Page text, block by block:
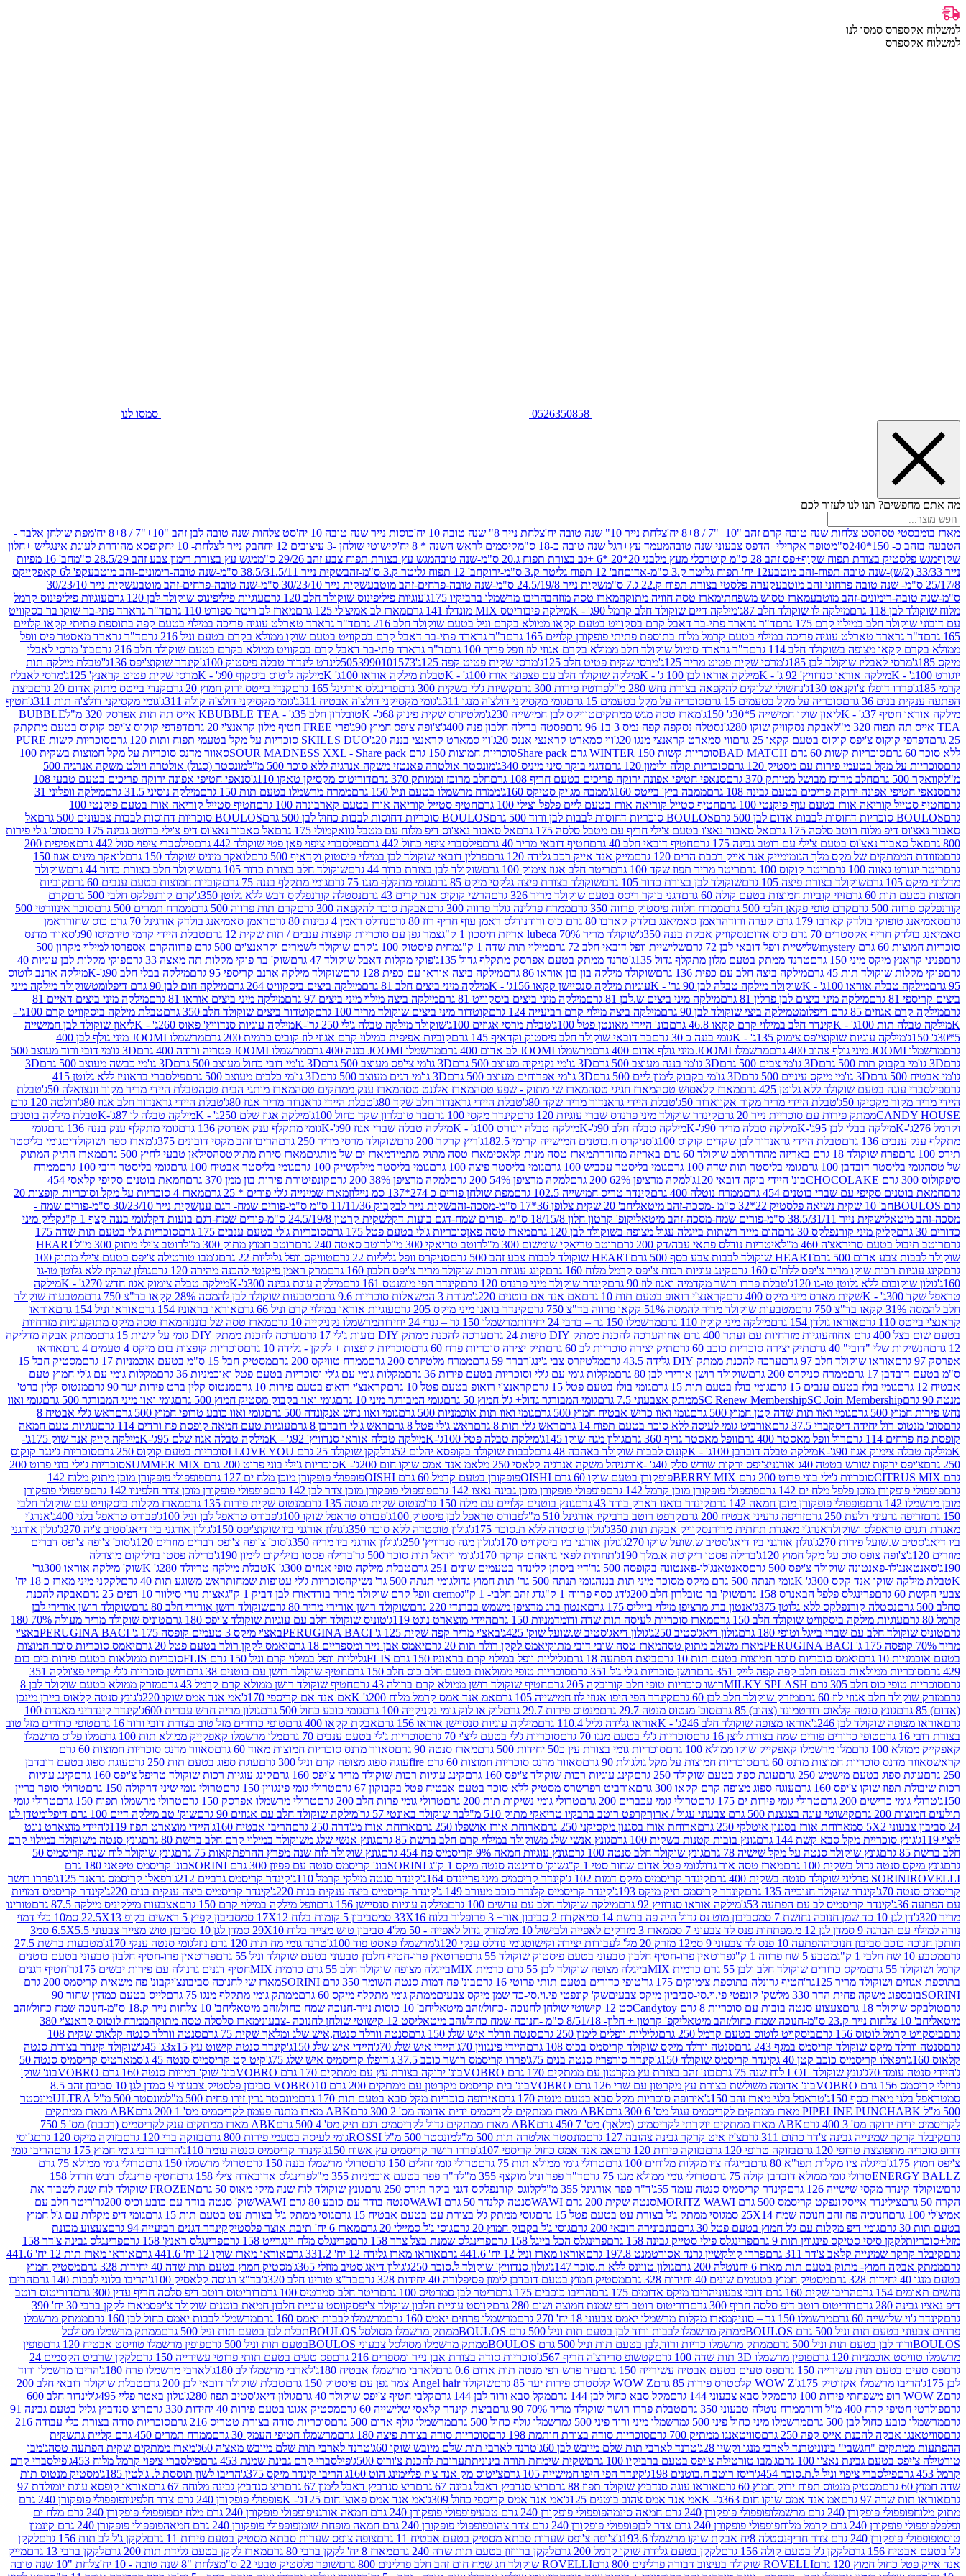
למשלוח אקספרס סמסו לנו
למשלוח אקספרס
0526350858 סמסו לנו
מה אתם מחפשים? תנו לנו לעזור לכם
מארז בומבסטי טסהסט צלחות שנה טובה קרם זהב "10+"7 / 8+8 יח' צלחת נייר 10" שנה טובה יח' צלחת נייר 8" שנה טובה 10 יח' כוסות נייר שנה טובה 10 יח' סט צלחות שנה טובה לבן זהב "10+"7 / 8+8 יח'
מפת שולחן אלבד -
הטבעה בזהב כ- 150*240ס"מ
טופר אקרילי+הדפס צבעוני שנה טובהמעמד עץ+רגל שנה טובה כ-18 ס"מ קיסמים לראש השנה * 8 יח' קישוטי שולחן -3 עיצובים 12 יח חבק נייר לצלחת- 10 יח
קופסא מהודרת לעוגת אינגליש +חלון
שקוףמגש פלסטיק בצורת תפוח שקוף+פס זהב 28 ס"מ קוטר כלי מעץ מלבני 20*20 *6 +גב בצורת תפוח ג.20 ס"מ-שנה טובה מגש עץ בצורת תפוח צבע זהב 29/26 ס"מ מגש עץ בצורת רימון צבע זהב 28.5/29 ס"מ
חב' 16 מפיות
נייר 33/33 (2/ש)-שנה טובה תפוח-זהב מוטבע
12 יח' תפוח גליטר ק.3 ס"מ-אדום חב' 12 תפוח גליטר ק.3 ס"מ-ירוק חב' 12 תפוח גליטר ק.3 ס"מ-זהב שקית נייר 38.5/31.5/11 ס"מ-שנה טובה-רימונים-זהב מוטבע
קפ' ל6 קאפקייקס
25/17/8 ס"מ- שנה טובה פרחוני זהב מוטבע
קערה פלסטי בצורת תפוח ק.22 ג.7 ס"מ שקית נייר 24.5/19/8 ס"מ-שנה טובה-פרחים-זהב מוטבע שקית נייר 30/23/10 ס"מ-שנה טובה-פרחים-זהב מוטבע
שקית נייר 30/23/10
ס"מ-שנה טובה-רימונים-זהב מוטבעמארז טסוש משפחתימארז טסה חוויה מתוקהמארז טסה מוזהבהריבו מרשמלו ברביקיו 175ג' עוגיות פיליפינוס שוקולד חלב 120 גרם עוגיות פיליפינוס שוקולד לבן 120 גרם
עוגיות פיליפינוס קרמל
מלוח שוקולד לבן 118 גרם
מילקה לו שוקולד חלב 87ג' מילקה דיים שוקולד חלב קרמל 90ג' - K מילקה פיבוריטס MIX מונדלז 141 גרם מארז לב אמיצ'לי 125 גרם מארז לב ריטר ספורט 110 גרם
ד"ר גרארד פתי-בר שוקו בר בסקוויט
עם דובוני שוקולד חלב במילוי קרם 175 גרם
ד"ר גרארד פתי-בר דאבל קרם בסקוויט בטעם קקאו ממולא בקרם וניל בטעם שוקולד חלב 216 גרם
ד"ר גרארד טארלט עוגיה פריכה במילוי בטעם קפה בתוספת פתיתי קקאו קלויים
165 גרם
ד"ר גרארד טארלט עוגיה פריכה במילוי בטעם קרמל מלוח בתוספת פתיתי פופקורן קלויים 165 גרם ד"ר גרארד פתי-בר דאבל קרם בסקוויט בטעם שוקו ממולא בקרם בטעם וניל 216 גרם
ד"ר גרארד מאסטר פיס וופל
ממולא בקרם קקאו מצופה בשוקולד חלב 114 גרם
ד"ר גרארד סימול שוקולד חלב ממולא בקרם אגוזי לוז וופל פריך 100 גרם ד"ר גרארד פתי-בר דאבל קרם בסקוויט ממולא בקרם בטעם שוקולד חלב 216 גרם
בונ' מרסי לאבלי
מיקס 185ג'
מרסי לאבליז שוקולד לבן 185ג' מרסי שקית פטיט מריר 125ג' מרסי שקית פטיט חלב 125ג' מרסי שקית פטיט קפה 125ג' 5053990101573לינדט לינדור טבלה פיסטוק 100ג' קינדר שוקוצ'יפס 136ג'
'טבלת מילקה תות
יוגורט 100ג' - K
מילקה אוראו סנדוויץ' 92 ג' - K מילקה אוראו לבן 100 ג' - K מילקה שוקולד חלב עם פצפוצי אורז 100ג' - K טבלת מילקה אוראו 100ג' K מילקה לוטוס ביסקוף 90ג' - K מרסי שקית פטיט קראנץ' 125ג'
מרסי לאבליז
קרמי 185ג'
פררו דופלו צ'וקנאט 130ג' נחשולי שלוקים להקפאה בצורת נחש 280 מ"ל פרוטיז פירות 300 גרם קשיות ג'לי בשקית 300 גרם פרינגלס אורגינל 165 גרם קנדי בייטס ירוק חמוץ 20 גרם קנדי בייטס מתוק אדום 20 גרם
ביצת
הפתעה ענקית בנים 36 גרם
סוכריה על מקל בטעמים 15 גרם סוכריה על מקל בטעמים 15 גרם גומי מקסיקני דולצ'ה מנגו 311ג' גומי מקסיקני דולצ'ה אבטיח 311ג' גומי מקסיקני דולצ'ה קולה 311ג' גומי מקסיקני דולצ'ה תות 311ג'
חטיף
מילקה אוראו חטיף 37ג' - K
ליאון שוקו חמישייה 5*30ג' 150ג' מארז טסה מגש ממתקיםטוויקס לבן חמישייה 230ג' מלטיזרס שקית פינוק 68ג'- K טובלרון חלב 35ג' - K BUBBLE TEA אייס תה תות אפרסק 320 מ"ל
BUBBLE
TEA אייס תה תפוח 320 מ"ל
אבקת נסקוויק שוקו 280ג' נסטלה נסקפה קפה נמס 3 ב1 96 גרם פסטה ברילה חלבון פנה 400ג' צ'ופה צופס חמוץ 90ג' פרי FREE חטיף מלון קראנצ'י 20 גרם
דפדפי קוקוס צ'יפס קוקוס בטעם מתקתק
25 גרם
דפדפי קוקוס צ'יפס קוקוס בטעם קקאו 25 גרם ווי סמארט קראנצי מנגו 20ג' ווי סמארט קראנצי אננס 20ג' ווי סמארט קראנצי בננה 20ג' SKILLS DUO סוכריות על מקל בטעמי תפוח ותות 120 גרם
סוכריות קשות PURE
ללא סוכר 60 גרם
סוכריות קשות 60 גרם BAD MATCH סוכריות קשות WINTER 150 גרם Share pack סוכריות חמוצות 150 גרם SOUR MADNESS XXL - Share pack
סאוור מדנס סוכריות על מקל חמוצות בשקית 100
גרםסוכריות על מקל בטעמי פירות עם מסטיק 120 גרם סוכריות קולה ולימון 120 גרם דגני בוקר סיני מיניס 340ג' מונסטר אולטרה פאנטזי משקה אנרגיה ללא סוכר 500 מ"ל
מונסטר (סגול) אולטרה ויולט משקה אנרגיה 500
מ"לקוואקר 500 גרם חלב מרוכז מבושל ממותק 370 גרם סנאפי חטיפי אפונה ירוקה פריכים בטעם חריף 108 גרם חלב מרוכז וממותק 370 גרם דוריטוס מקסיקן טאקו 110ג'
סנאפי חטיפי אפונה ירוקה פריכים בטעם טבעי 108
גרםסנאפי חטיפי אפונה ירוקה פריכים בטעם גבינה 108 גרם ממבה ביץ' בייטס 160ג' ממבה מג'יק סטיקס 160ג' ממרח מרשמלו בטעם וניל 150 גרם ממרח מרשמלו בטעם תות 150 גרם מילקה נוסיני 31.5 גרם
מילקה וופליני 31
גרםחטיף סטייל קוריאה אורז בטעם עוף פיקנטי 100 גרם חטיף סטייל קוריאה אורז בטעם ליים פלפל וצילי 100 גרם חטיף סטייל קוריאה אורז בטעם קארבונרה 100 גרם
חטיף סטייל קוריאה אורז בטעם פיקנטי 100
גרםBOULOS סוכריות דחוסות לבבות אדום לבן 500 גרם BOULOS סוכריות דחוסות לבבות לבן ורוד 500 גרם BOULOS סוכריות דחוסות לבבות כחול לבן 500 גרם BOULOS סוכריות דחוסות לבבות צבעונים 500 גרם
אל
סאבור נאצ'וס דיפ מלוח רוטב סלסה 175 גרם
אל סאבור נאצ'ו בטעם צ'ילי חריף עם מטבל סלסה 175 גרם אל סאבור נאצ'וס דיפ מלוח עם מטבל גוואקמולי 175 גרם אל סאבור נאצ'וס דיפ צ'ילי ברוטב גבינה 175 גרם
סוכ' ג'לי פירות
800 גרם
אל סאבור נאצ'וס בטעם צ'ילי עם רוטב גבינה 175 גרם חטיף דובאי חלב 40 גרם חטיף דובאי מריר 40 גרם פילסברי ציפוי כחול 442 גרם פילסברי ציפוי פאן פטי שוקולד 442 גרם פילסברי ציפוי סגול 442 גרם
אפיפית 200
גרםמזוודת הממתקים של מקס מלך הגומימייק אנד אייק רכבת הרים 120 גרם מייק אנד אייק רכב גלידה 120 גרם פרלין דובאי שוקולד לבן במילוי פיסטוק וקדאיף 500 גרם לואקר מיניס שוקולד 150 גרם
לואקר מיניס אגוז 150
גרםריטר יוגורט גאווה 100 גרם ריטר קוקוס 100 גרם ריטר מריר תפוז שקד 100 גרם ריטר חלב אגוז צימוק 100 גרם שוקולד לבן בצורת כדור 44 גרם שוקולד חלב בצורת כדור 105 גרם שוקולד חלב בצורת כדור 44 גרם
שוקולד
מדליוני מיקס 105 גרם
שוקולד בצורת פיצה 105 גרם שוקולד לבן בצורת כדור 105 גרם שוקולד בצורת פיצה גלקסי מיקס 85 גרם גומי מתקלף מנגו 75 גרם גומי מתקלף בננה 75 גרם קוביות חמוצות בטעם ענבים 60 גרם
קוביות
חמוצות בטעם תות 60 גרם
זיזי קוביות חמוצות בטעם קולה 60 גרם דגני בוקר ריסס בטעם שוקולד מריר 326 גרם הרשי קוקיס אנד קרים 43 גרם נסטלה קורנפלקס דבש ללא גלוטן 350ג' קרם קורנפלקס חלבי 500 גרם
קרם
קורנפלקס פרווה 500 גרם
קרם טופי פקאן חלבי 500 גרם ממרח חלווה פיסטוק פרווה 350 גרם ממרח פרלינה גולד פרווה 300 גרם אבקת סוכר להקפאה 300 גרם קרם תות פרווה 500 גרם ממרח תמרים 500 גרם
סוכר אינוורטי 500
גרםסאמיאנג טופוקי בולדק קארבו 179 גרם קערה ורודה ראמן סאמיאנג בולדק קארבו 80 גרם כוס ורוד נודלס ראמן עוף חריף רוז 80 גרם נודלס ראמן 4 גבינות 80 גרם ראמן סאמיאנג בולדק אורגינל 70 גרם כוס שחור
ראמן
סאמיאנג בולדק חריף אקסטרים 70 גרם כוס אדום
נסקוויק אבקת בננה 350ג' שוקולד מריר 70% lubeca אריזת חיסכון 1 ק"ג צמר גפן עם סוכריות קופצות ענבים / תות שקית 12 גרם טבלת היידי קרמי טירמיסו 90ג'
סאוור מדנס
סוכריות חמוצות 60 גרם mystery
שלישיית וופל דובאי לבן 72 גרם שלישיית וופל דובאי חלב 72 גרם מילוי תות שדה 1 ק"ג מחית פיסטוק 100 ג' קרם שוקולד לשמרים וקראנצ'ים 500 גרם פרווה
קרם אספרסו למילוי מקרון 500
גרםפניני קראנץ מיקס מיני 150 גרם טרנד ממתק בטעם מלון מתקלף גדול 135ג' טרנד ממתק בטעם אפרסק מתקלף גדול 135ג' פוקי מקלות דאבל שוקולד 47 גרם שוק' בר פוקי מקלות תה מאצה 33 גרם
פוקי מקלות לבן עוגיות 40
גרםפוקי מקלות שוקולד תות 45 גרם מילקה ביצה חלב עם כפית 136 גרם שוקולד מילקה בון בון אוראו 86 גרם מילקה ביצה אוראו עם כפית 128 גרם שוקולד מילקה ארנב קריספי 95 גרם מילקה בבלי חלב 90ג'-K
מילקה ארנב לוטוס
95 גרם
מילקה טבלה אוראו 100ג' - K שוקולד מילקה טבלה לבן 90 גר' - K עוגיות מילקה סנסיישן קקאו 156ג' - K מילקה מיני ביצים חלב 81 גרם מילקה ביצים ביסקוויט 264 גרם מילקה חום לבן 90 גרם דיפלומט
שוקולד מילקה מיני
ביצים קריספי 81 גרם
מילקה מיני ביצים לבן פרלין 81 גרם מילקה מיני ביצים ש.לבן 81 גרם מילקה מיני ביצים ביסקוויט 81 גרם מילקה ביצה מילוי מיני ביצים 97 גרם מילקה מיני ביצים אוראו 81 גרם
מילקה מיני ביצים דאיים 81
גרםמילקה קרם אגוזים 85 גרם דיפלומט מילקה ביצי שוקולד לבן 90 גרם מילקה ביצה מילוי קרם רביעייה 124 גרם קוטדור מיני ביצים שוקולד מריר 100 גרם קוטדור ביצים שוקולד חלב 350 גרם
טבלת מילקה ביסקוויט קרם 100ג' -
Kמילקה טבלה תות 100ג' - K קינדר חלב במילוי קרם קקאו 46.8 גרם בונ' היידי מאונטן פטל 100ג' טבלת מרסי אגוזים 100ג' שוקולד מילקה טבלה ג'לי 250 גר'-K מילקה עוגיות סנדוויץ' פאוס 260ג' - K
ליאון שוקולד לבן חמישייה
5*30ג' 150ג'
מילקה עוגיות שוקוצי'פס צימוק 135ג' - K גומי בננה כ 30 גרם בר דובאי שוקולד חלב פיסטוק וקדאיף 145 גרם קוביות אפיפית במילוי קרם אגוזי לוז קוביס כרמית 200 גרם
מרשמלו JOOMI מיני גולף לבן 400
גרםמרשמלו JOOMI מיני גולף צהוב 400 גרם מרשמלו JOOMI מיני גולף אדום 400 גרם מרשמלו JOOMI לב אדום 400 גרם מרשמלו JOOMI בננה 400 גרם מרשמלו JOOMI פטריה ורודה 400 גרם
3D גו'מי דובי ורוד מעוצב 500
גרם3D גו'מי בקבוק תות 500 גרם 3D גו'מי צבים 500 גרם 3D גו'מי בננה מעוצב 500 גרם 3D גו'מי נקניקיה מעוצב 500 גרם 3D גו'מי צי'פס מעוצב 500 גרם 3D גו'מי דובי כחול מעוצב 500 גרם 3D גו'מי כבשה מעוצב 500 גרם
3D
גו'מי אבטיח 500 גרם
3D גו'מי מיקס עיניים 500 גרם 3D גו'מי בקבוק לימון ליים 500 גרם 3D גו'מי אפרוחים מעוצב 500 גרם 3D גו'מי דגים מעוצב 500 גרם 3D גו'מי כלבים מעוצב 500 גרם
פילסברי בראוניז ללא גלוטן 415
גרםפילסברי עוגה בטעם שוקולד ללא גלוטן 425 גרם מארז קלאסוש טסהמארז חגיגי טסהמארז שי מתוק - שפע טסהמארז אלגנט טסהמארז ענק ממתקים טסהמארז מותגי הבית טסהטבלת היידי מריר מקור וונצואלה 50ג'
טבלת
היידי מריר מקור מקסיקו 50ג'
טבלת היידי מריר מקור אקוואדור 50ג' טבלת היידי גראנדור מריר שקד 80ג' טבלת היידי גראנדור חלב שקד 80ג' טבלת היידי גראנדור מריר אגוז 80ג' טבלת היידי גראנדור חלב אגוז 80ג'
רולטה 120 גרם
CANDY HOUSEממתק פירות עם סוכריית נייר 20 גרם קינדר שוקולד מיני פרנדס שברי עוגיות 120 גרם קינדר מקסי 100 גרם בר טובלרון שקד כחול 100ג' מילקה אגוז שלם 250ג' - K מילקה טבלה לו 87ג'-K
טבלת מילקה בוטנים
וקרמל 276ג'-K
מילקה בבלי לבן 95ג'-K מילקה טבלה מריר 90ג'-K מילקה טבלה חלב 90ג'-K מילקה טבלה יוגורט 100ג' - K מילקה טבלה שברי אגוז 90ג'-K גומי מתקלף ענק אפרסק 136 גרם גומי מתקלף ענק בננה 136 גרם
גומי
מתקלף ענק ענבים 136 גרם
טבלת היידי גראנדור לבן שקדים קוקוס 100ג' סניקרס ח.בוטנים חמישייה קרימי 182.5ג' ריץ קרקר 200 גרם שוקולד מרסי מריר 250 גרם הריבו זהב מקסי דובונים 375ג' מארז ספר ושוקולדיםגומי בליסטר
תירס 100 גרם
פרח שוקולד 18 גרם באריזה מהודרת לב שוקולד 60 גרם באריזה מהודרת מארז טסה מנות קלאסימארז טסה מתוק מתמידמארז ים של מותגיםמארז סירת מתוקטסהסילאן טבעי לחיץ 500 גרם
מארז התיק המתוק
של טסהגומי בליסטר דובדבן 100 גרם גומי בליסטר תות שדה 100 גרם גומי בליסטר עכביש 100 גרם גומי בליסטר פיצה 100 גרם גומי בליסטר מילקשייק 100 גרם גומי בליסטר אבטיח 100 גרם גומי בליסטר דובי 100 גרם
ממרח
סיפקולוס 300 גרם CHOCOLAKE
בונ' היידי בוקה דובאי 120ג' למקה מרציפן 62% 200 גרם למקה מרציפן 54% 200 גרם למקה מרציפן 38% 200 גרם קונפיטורת פירות בון ממן 370 גרם
חמאת בוטנים סקיפי קלאסי 454
גרםחמאת בוטנים סקיפי עם שברי בוטנים 454 גרם ממרח נוטלה 400 גרם קינדר טריס חמישייה 102.5 גרם מפת שולחן פורים כ 274*137 סמ ניילון מארז שמינייה ג'לי פורים * 25 גרם
מארז 4 סוכריות על מקל וסוכריות קופצות 20
גרם BOULOS
חב' 10 שקית נשיאה פלסטיק 22*32 ס"מ -מסכה-זהב מיטאלי חב' 20 שקית צלופן 36*17 ס"מ-מסכה-זהב שקית נייר לבקבוק 11/11/36 ס"מ ס"מ-פורים שמח- דגם ענן
שקית נייר 30/23/10 ס"מ-פורים שמח -
מסכה-זהב מיטאלישקית נייר 38.5/31/11 ס"מ-פורים שמח-מסכה-זהב מיטאלי קופ' קרטון חלון 18/15/8 ס"מ -פורים שמח-דגם בועות דקל שקית קרטון 24.5/19/8 ס"מ-פורים שמח-דגם בועות דקל גומי בננה קצף 1 ק"ג
קליק מיני
כדורים 30 גרם
קליק מיני קורנפלקס 30 גרם הום מייד רשתות בייגלה עגול מצופה בשוקולד לבן 120 גרם מארז טסה פאןסוכריות ג'לי בטעם פטל 175 גרם סוכריות ג'לי בטעם ענבים 175 גרם
סוכריות ג'לי בטעם תות שדה 175
גרםרוטב תיבול בטעם סריראצ'ה 460 מ"ל איטריות נודלס פתאי עבה/דק 200 גרם רוטב טריאקי שומשום 300 מ"ל רוטב טריאקי 300 מ"ל רוטב סאטה 240 גרם רוטב חמוץ מתוק 300 מ"ל רוטב צ'ילי מתוק 300 מ"ל
HEART
שוקולד לבבות צבע אדום 500 גרם
HEART שוקולד לבבות צבע כסף 500 גרם HEART שוקולד לבבות צבע זהב 500 גרם סניקרס וופל גליליות 22 גרם טוויקס וופל גליליות 22 גרם
ג'מבו טורטילה צ'יפס בטעם צ'ילי מתוק 100
גרםקינג עוגיות רכות שוקו מריר צ'יפס ללת''ס 160 גרם קינג עוגיות רכות צ'יפס קרמל מלוח 160 גרם קינג עוגיות רכות שוקולד מריר צ'יפס חלבון 160 גרם מרק ראמן פיקנטי להכנה מהירה 120 גרם
גולון שרקיז ללא גלוטן טו-גו
160ג' גולון שוקובום ללא גלוטן טו-גו 120ג' טבלת פררו רושר מקדמיה ואגוז לוז 90 גרם קינדר שוקולד מיני פרנדס 120 גרם קינדר הפי מומנטס 161 גרם מילקה עוגת גבינה 300ג'-K מילקה טבלה צימוק אגוז חדש 270ג' - K
מילקה
טראפל שקד 300ג' - K
שקית מארס מיני מיקס 400 גרם קראנצ'י רואופ בטעם תות 10 גרם אם אנד אם בוטנים 220ג' מנורת 3 המשאלות סוכריות 9.6 גרם מטבעות שוקולד לבן להמסה 28% קקאו בד"צ 750 גרם
מטבעות שוקולד
חלב להמסה 31% קקאו בד"צ 750 גרם
מטבעות שוקולד מריר להמסה 51% קקאו פרווה בד"צ 750 גרם קינדר בואנו מיני מיקס 205 גרם עוגיות אוראו במילוי קרם וניל 66 גרם אוראו בראוניז 154 גרם אוראו וניל 154 גרם
אוראו
קראנצ'י בייטס 110 גרם
אוראו גולדן 154 גרם מילקה מיני קוקיז 110 גרם מרשמלו 150 גר – ברבי 24 יחידות מרשמלו 150 גר – גנרי 24 יחידות מרשמלו נקניקייה 10 גרם מארז טסה של בוננזהמארז טסה מיקס מתוקעוגיות מזרחיות
בטעם שום בצל 400 גרם אחוה
עוגיות מזרחיות עם זעתר 400 גרם אחוה ערכה להכנת ממתק DIY טיפות 24 גרם ערכה להכנת ממתק DIY בועות ג'לי 17 גרם ערכה להכנת ממתק DIY גומי על קשית 15 גרם
ממתק אבקה מדליקה
12 גרם
הנשיקות שלי "דובי" 40 גרם תיק יצירה סוכריות כוכב 60 גרם תיק יצירה סוכריות לב 60 גרם תיק יצירה סוכריות פרח 60 גרם סוכריות קופצות + לקקן - גלידה 10 גרם סוכריות קופצות בום מיקס 4 טעמים 4 גרם
אוראו
אפרסק 97 גרם
אוראו שוקולד חלב 97 גרם ערכה להכנת ממתק DIY גלידה 43.5 גרם מלטיזרס צבי ג'ינג'רברד 59 גרם ממרח מלטיזרס 200 גרם ממרח טוויקס 200 גרם מסטיק חבל 15 ס"מ בטעם אוכמניות 17 גרם
מסטיק חבל 15
ס"מ בטעם דובדבן 17 גרם
ממרח סניקרס 200 גרם שוקולד רושן אורירי לבן 80 גרם מקלות גומי עם ג'לי וסוכריות בטעם פירות 36 גרם מקלות גומי עם ג'לי וסוכריות בטעם פטל ואוכמניות 36 גרם
מקלות גומי עם ג'לי חמוץ טעם
אבטיח 12 גרם
גומי בולז בטעם ענבים 15 גרם גומי בולז בטעם תות 15 גרם גומי בולז בטעם פטל 15 גרם קראנצ'י רואופ בטעם פטל 10 גרם קראנצ'י רואופ בטעם פירות 10 גרם מנטוס קלין ברט פירות יער 90 גרם
מנטוס קלין ברט'
מנטה 90 גרם
SC Renew MembershipSC Join Membership ממתק אצבעוני 7.5 גרם גומי המבורגר גדול+ ג'ל חמוץ 50 גרם גומי המבורגר מיני 10 גרם גומי ואוו בקבוק מסטיק חמוץ 500 גרם גומי ואוו מיני המבורגר 500 גרם
גומי ואוו
נחש פירות חמוץ 500 גרם
גומי ואוו תות שדה קטן חמוץ 500 גרם גומי ואוו כריש אבטיח חמוץ 500 גרם גומי ואוו תות אוכמניות 500 גרם גומי ואוו נחש אנקונדה 500 גרם גומי ואוו כובע טרופי חמוץ 500 גרם
ראש ג'לי אבטיח 8
גרםסוכ' מנטוס רול יחידה דיסקברי 37.5 גרם אורביט גומי לעיסה ללא סוכר בטעם תפוח 14 גרם ראש ג'לי תות 8 גרם ראש ג'לי פטל 8 גרם ראש ג'לי דובדבן 8 גרם עוגיות טעם חמאה קופסת פח ורדים 114 גרם
עוגיות טעם חמאה
קופסת פח פרחים 114 גרם
רול וופל מאסטר 400 גרם וופל מאסטר גריף 360 גרם גולון מגה שוקו 145ג' מילקה טבלה פטל 100ג'-K מילקה טבלה אוראו סנדוויץ' 92ג' - K מילקה טבלה אגוז שלם 95ג'-K
מילקה קייק אנד שוק 175ג'-
Kמילקה טבלה צימוק אגוז 90ג'-K מילקה טבלה דובדבן 100ג' - K קונוס לבבות שוקולד באהבה 48 גרם לבבות שוקולד בקופסא יהלום 52גר לקקן שוקולד 25 גרם I LOVE YOU סוכריות בטעם קוקוס 250 גרם
סוכריות ג'ינגר קוקוס
250 גרם
צ'יפס ירקות שורש בטטה 40ג אורגני צ'יפס ירקות שורש סלק 40ג' -אורגני הל משקה אנרגיה קלאסי 250 מל אמ אנד אמס שוקו חום 200ג'- K סוכריות ג'ילי בוני פרוט 200 גרם SUMMER MIX
סוכריות ג'ילי בוני פרוט 200
גרם CITRUS MIX
סוכריות ג'ילי בוני פרוט 200 גרם BERRY MIX פופקורן בטעם שוקו 60 גרם OISHI פופקורן בטעם קרמל 60 גרם OISHI פופפולי פופקורן מוכן מלח ים 127 גרם
פופפולי פופקורן מוכן מתוק מלוח 142
גרםפופפולי פופקורן מוכן פלפל מלח ים 142 גרם פופפולי פופקורן מוכן קרמל 142 גרם פופפולי פופקורן מוכן גבינה נאצו 142 גרם פופפולי פופקורן מוכן צדר לבן 142 גרם פופפולי פופקורן מוכן צדר חלפיניו 142 גרם
פופפולי פופקורן
מוכן מרשמלו 142 גרם
פופפולי פופקורן מוכן חמאה 142 גרם קינדר בואנו דארק בודד 43 גרם גונץ בוטנים קלויים עם מלח 150 גר' מנטוס שקית מנטה 135 גרם מנטוס שקית פירות 135 גרם
מארז מקלות ביסקוויט עם שוקולד חלבי
150 גרם
זריפה גרעיני דלעת 250 גרם זריפה גרעיני אבטיח 200 גרם קרפט רוטב ברביקיו אורגינל 510 מ"ל פבורס טראפל לבן פיסטוק 100ג' פבורס טראפל שוקו 100ג' פבורס טראפל לבן וניל 100ג' פבורס טראפל בלגי 400ג'
אנרג'י
מאגדת דגנים טראפלס ושוקולדאנרג'י מאגדת תחתית מרירנסקוויק אבקת תות 350ג' גולון טוסטדה ללא ת.סוכר 175ג' גולון טוסטדה ללא סוכר 350ג' גולון אורגני ביו שוקוצ'יפס 150ג' גולון אורגני ביו דיאג'סטיב צ'יה 270ג'
גולון אורגני
ביו דיאג'סטיב ש.שועל פירות 270ג'
גולון אורגני ביו דיאג'סטיב ש.שועל שוקו 270ג' גולון אורגני ביו ביסקוויט 170ג' גולון מגה סנדוויץ' 250ג' גולון אורגני ביו מריה 350ג' סוכ' צ'ופה צ'ופס דברים מוזרים 120ג'
סוכ' צ'ופה צ'ופס דברים
מוזרים 120ג'
צ'ופה צופס סוכ על מקל חמוץ 120ג' ברילה פסטו ריקוטה א.מלך 190ג' תחתית לפאי גראהם קרקר 170ג' גומי וידאל תות סוכר 500 גר' ברילה פסטו בזיליקום לימון 190ג'
ברילה פסטו בזיליקום מוצרלה
190ג' סאנטאנג'לו-פאנטונה שוקולד צ'יפס 500 גרם סאנטאנג'לו-פאנטונה בקופסה 500 גר' דיי ביסתן קלינדר בטעמים שונים 251 גרם טבלת מילקה טופי אגוזים 300ג' K טבלת מילקה טריולד 280ג' K
שוק' מילקה אוראו 300גר'
Kטבלת מילקה שוקו אנד קקס 300ג' K גומי תנתה 500 גרם מיקס מסוכר מיני תות בננה גומי תנתה 500 גר' תות חמוץ גדול גומי תנתה 500 גר' נשיקה סוכריות ג'לי עטופות שמחותראש משוגע תות 40 גרם
לקקני מיני מארז כ 18 יח'
צבעי הקשת 60 גרם
פרינגלס פלפל הבאנרס 158 גרם שוק' בר טובלרון חלב 200ג' דג כסף פרווה 1 ק"ג דג זהב חלבי- 1 ק"ג cremo וופל קרם שוקולד מריר בודד אורז לבן דביק 1 ק"ג אצות נורי סילוור 10 דפים 25 גרם
אבקה להכנת
סחלב 500 גרם
נסטלה קורנפלקס ללא גלוטן 375ג' אנטון ברג מרציפן מילוי בייליס 175 גרם אנטון ברג מרציפן משמש בברנדי 220 גרם שוקולד רושן אורירי מריר 80 גרם שוקולד רושן אורירי חלב 80 גרם
שוקולד רושן אורירי לבן
קרמל 80 גרם
עוגיות מילקה ביסקוויט שוקולד חלב 150 גרם מארז סוכריות לעיסה תות שדה ודומדמניות 150 גרם היידי מוצארט נוגט 119ג' טוניס שוקולד חלב עם עוגיות שוקולד צ'יפס 180 גרם
טוניס שוקולד מריר מעולה 70% 180
גרםטוניס שוקולד חלב עם שברי בייגל וטופי 180 גרם גולון דיאג'סטיב 250ג' גולון דיאג'סטיב ש.שועל שוק' 425ג' באצ'י מריר קפה שקית 125 ג' PERUGINA BACI באצ'י מיקס 3 טעמים קופסה 175 ג' PERUGINA BACI
באצ'י
מריר 70% קופסה 175 ג' PERUGINA BACI
מארז משולב מתוק טסהמארז טסה שובי דובי מתוקיאמס לקקן רולר תות 20 גרם יאמס אבן נייר ומספריים 18 גרם יאמס לקקן רולר בטעם פטל 20 גרם
יאמס סוכריות סוכר חמוצות
בטעם אוכמניות 10 גרם
יאמס סוכריות סוכר חמוצות בטעם תות 10 גרם ביצת הפתעה 18 גרם גליליות וופל במילוי קרם בראוניז 150 גרם FLIS גליליות וופל במילוי קרם וניל 150 גרם FLIS
סוכריות ממולאות בטעם פירות בים בום
429 גרם
סוכריות ממולאות בטעם חלב קפה קפה לייק 351 גרם רושן סוכריות ג'לי ג'ל 351 גרם סוכריות טופי ממולאות בטעם חלב כוס חלב 150 גרם חטיף שוקולד רושן עם בוטנים 38 גרם
רושן סוכריות ג'לי קרייזי פצ'ולקה 351
גרםסוכריות טופי כוס חלב 305 גרם MILKY SPLASH רושו סוכריות טופי חלב קורובקה 205 גרם חטיף שוקולד רושן ממולא קרם ברולה 43 גרם חטיף שוקולד רושן ממולא קרם קרמל 43 גרם
מזרק ממולא בטעם שוקולד לבן 8
גרםמזרק שוקולד חלב אגוזי לוז 60 גרם מזרק שוקולד חלב לבן 60 גרם קינדר הפי היפו אגוזי לוז חמישייה 105 גרם אמ אנד אמס קרמל מלוח 200ג' K אם אנד אם קריספי 170ג' אמ אנד אמס שוקו 220ג'
גונץ סנטה קלאוס ביירן מינכן
(אדום) 85 גרם
גונץ סנטה קלאוס דורטמונד (צהוב) 85 גרם סוכ' מנטוס מנטה 29.7 גרם מנטוס פירות 29.7 גרם לוק או לוק גומי נקניקייה 100 גרם גומי כובע כחול 500 גרם גולון מריה חדש עברית 600ג'
קינדר קינדריני מאגדת 100
גרםאוראו מצופה שוקולד לבן 246ג' אוראו מצופה שוקולד חלב 246ג' - K אוראו גלידה גליל 110.4 גרם מילקה עוגיות סנסיישן אוראו 156 גרם אבקת קקאו 400 גרם טופי כדורים מזל טוב בצורת דובי ורוד 16 גרם
טופי כדורים מזל טוב
בצורת דובי 16 גרם
טופי כדורים פורים שמח בצורת ליצן 16 גרם סוכריות ג'לי בטעם מנגו 70 גרם סוכריות ג'לי בטעם ליצ'י 70 גרם סוכריות ג'לי בטעם ענבים 70 גרם מלו מרשמלו קאפקייק ממולא תות 100 גרם
מלו פלוס מרשמלו
קאפקייק ממולא 100 גרם
מלו מרשמלו קאפקייק שוקו ממולא 100 גרם סוכריות גומי בצורת עין כ50 יחידות 500 גרם מארז סנטה 90 גרם סאוור מדנס סוכריות חמוצות מאוד 60 גרם
סאוור מדנס סוכריות חמוצות 60 גרם
קראשסאוור מדנס סוכריות חמוצות מדנס 60 גרם סוכריות חמוצות על מקל גולגולת 90 גרם סאוור מדנס סוכריות חמוצות 60 גרם fire עוגה ספוג מצופה קרם וניל 300 גרם עוגת ספוג בטעם תות 250 גרם
עוגת ספוג בטעם דובדבן
250 גרם
עוגת ספוג בטעם מישמש 250 גרם עוגת ספוג בטעם שוקולד 250 גרם קינג עוגיות רכות שוקולד צ'יפס 160 גרם קינג עוגיות רכות שוקולד מריר צ'יפס 160 גרם קינג עוגיות רכות שוקולד טריפל צ'יפס 160 גרם
קינג עוגיות
רכות שיבולת תפוז שוקו צ'יפס 160 גרם
עוגה ספוג מצופה קרם קקאו 300 גרם אורביט רפרשרס מסטיק ללא סוכר בטעם אבטיח פטל בקבוקון 67 גרם טרולי גומי פינגווין 150 גרם טרולי גומי שיני דרקולה 150 גרם
טרולי סופר בריין
150ג' טרולי גומי כרישים 200 גרם טרולי גומי פירות ים 175 גרם טרולי גומי עכברים 200 גרם טרולי גומי נשיקות תות 200 גרם טרולי גומי פרות חלב 200 גרם טרולי מרשמלו אפרסק 150 גרם טרולי מרשמלו תפוח 150 גרם
טרולי גומי
תולעים חמוצות 200 גרם
קישוטי עוגה בצנצנת 500 גרם צבעוני עגול / ארוך קרפט רוטב ברבקיו טריאקי מתוק 510 מ"ל בר שוקולד באונטי 57 גר' מילקה שוקולד חלב עם אגוזים 90 גרם שוק' טב מילקה דיים 100 גרם דיפלומט
דן לגן
24 סביבון צבעוני 5X2 סמ
ארוחת אורז בסגנון איטלקי 250 גרם ארוחת אורז בסגנון מקסיקני 250 גרם ארוחת אורז אושפלו 250 גרם ארוחת אורז מג'דרה 250 גרם הריבו אבטיח 160ג' היידי מוצארט תפוז 119ג'
היידי מוצארט נוגט
ליצ'י 119ג'
גונץ סוכריית מקל סבא קשת 144 גרם גונץ בובות קטנות בשקית 100 גרם גונץ אנשי שלג משוקולד במילוי קרם חלב ברשת 85 גרם גונץ אנשי שלג משוקולד במילוי קרם חלב ברשת 80 גרם
גונץ סנטה משוקולד במילוי קרם
חלב ברשת 85 גרם
גונץ שוקולד סנטה על מקל שישיה 78 גרם גונץ שוקולד חלב סנטה 100 גרם גונץ עוגיות חמאה 9% קריסמיס פח 454 גרם גונץ שוקולד לוח שנה מפרץ ההרפתקאות 75 גרם
גונץ שוקולד לוח שנה קריסמיס 50
גרםגונץ מיקס סנטה גדול בשקית 100 גרם מארז טסה אור גדולגומי פטל אדום שחור סטי 1 ק"ג שוק' סורינטה סנטה מיקס 1 ק"ג SORINI בונ' קריסמס סנטה עם פפיון 300 גרם SORINI
בונ' קריסמס טיפאני 180 גרם
SORINIROVELLI פרליני שוקולד סנטה בשקית 400 גרם קינדר קריסמיס מיקס דמות 102 ג' קינדר קריסמיס מיני פריינדס 164ג' קינדר סנטה מילקי קרמל 110ג' קינדר קריסמס גרביים 212ג' רפאלו קריסמס גראנד 125ג'
פררו רושר
קריסמיס סנטה 70ג'
קינדר שוקולד חנוכייה 135 גרם קינדר קריסמס תיק מיקס 193ג' קינדר קריסמיס קלנדר כוכב מעורב 149 ג' קינדר קריסמיס ביצה ענקית בנות 220ג' קינדר קריסמיס ביצה ענקית בנים 220ג'
קינדר קריסמס דמויות
עם הפתעה 36ג'
קינדר קריסמיס לב עם הפתעה 53ג' מילקה אוראו סנדוויץ 92 גרם מילקה שוקולד חלב עם עדשים 100 גרם מילקה עוגיות סנסיישן 156 גרם וופל מילקה במילוי קרם 150 גרם אצבעות מילקיניס מילקה 87.5 גרם
טורינו
מריר 320ג'
דן לגן 10 כד שמן חנוכה נחושת 7 סמ סביבון מוט נס גדול היה פה ברשת 14 סמ אקדח 2 סביבון אור+ 3 פרופלור בלוח 33X16 סמ סביבון 5 קומות בלוח 17X12 סמ סביבון קפיץ 5 ראשים בקופ 22.5X13 סמ
10 כלי דמוי
נורה למילוי עם הברגה 9 סמ
דן לגן 12 מ.מפתחות פנס לד צבעוני 7 סמ מארז 3 מזרקים לאפייה ולבישול 10 מל' מזרק גדול לאפייה - 50 מל' 4 סביבון טוש מצייר בלוח 29X10 סמ דן לגן 10 סביבון טוש מצייר צבעוני 6.5X5.5 סמ
3
חותכן חנוכה כוכב סביבון חנוכיההפתעה 10 פנס לד צבעוני 9 סמ 12 מזרק 20 מל' לעבודות יצירה וקישוט גומי נודלס ענקי 120ג' מרשמלו פאסט פוד 100ג' טרנד גומי מח תות 120 גרם נוזל גומי סנטה ענקי 170ג'
מטבעות ברשת 27.5
גרםמטבע 10 שח חלבי 1 ק"ג מטבע 5 שח פרווה 1 ק"ג פרוטאין פרו-חטיף חלבון טבעוני בטעם פיסטוק שוקולד 55 גרם פרוטאין פרו-חטיף חלבון טבעוני בטעם שוקולד וניל 55 גרם
פרוטאין פרו-חטיף חלבון טבעוני בטעם בוטנים
קרמל ושוקולד 55 גרם
מיקס כדורים שוקולד חלב ולבן 55 גרם כרמית MIX בייגלה מצופה שוקולד לבן 55 גרם כרמית MIX בייגלה מצופה שוקולד חלב 55 גרם כרמית MIX חטיף דגנים גרנולה עם פירות יבשים 175גר'
חטיף דגנים
בתוספת אגוזים ושוקולד מריר 125גר'
חטיף גרונלה בתוספת צימוקים 175 גר' טופי כדורים בטעם תותי פרוטי 16 גרם בונ' פח דמות סנטה השומר 350 גרם SORINI מארז שי לחנוכה סביבונצ'יק
בונ' פח משאית קריסמס 200 גרם
SORINIבובספוג משקה פחית הדר 330 מל שק' קונפטי פי.וי.סי-סביביון מיקס צבעיםשק' קונפטי פי.וי.סי-כד שמן מיקס צבעיםממתק גומי מתקלף מיקס 60 גרם ממתק גומי מתקלף מנגו 75 גרם
לייס בטעם כמהין שחור 90
גרםטולבקס שוקולד 18 גרם צעצוע סנטה בובות עם סוכריות 8 גרם Candytoy סט 12 קישוטי שולחן לחנוכה -כחול/זהב מיטאלי חב' 10 כוסות נייר-חנוכה שמח כחול/זהב מיטאלי
חב' 10 צלחות נייר ק.18 ס"מ-חנוכה שמח כחול/זהב
מיטאליחב' 10 צלחות נייר ק.23 ס"מ-חנוכה שמח כחול/זהב מיטאלי קפ' קרטון + חלון- 8/51/18 ס"מ -חנוכה שמח כחול/זהב מיטאלי סט 12 קישוטי שולחן לחנוכה -צבעוני מארז סלסלה טסה מתוקה
ממרח לוטוס קראנצ'י 380
גרםביסקויט קרמל לוטוס 156 גרם ביסקויט לוטוס בטעם קרמל 250 גרם גליליות וופלים לימון 250 גרם סנטה וורלד איש שלג 150 גרם סנטה וורלד סנטה,איש שלג ומלאך שקית 75 גרם
סנטה וורלד סנטה קלאוס שקית 108
גרםסנטה וורלד מיקס שוקולד קריסמס במגף 243 גרם סנטה וורלד מיקס שוקולד קריסמס בכוס 108 גרם היידי פינגווין 70ג' היידי איש שלג 70ג' היידי איש שלג 150ג' קינדר סנטה קישוט עץ 3x15ג' 45ג'
שוקולד קינדר בצורת סנטה
קלאוס 160ג'
רפאלו קריסמיס כוכב קטן 40 ג קינדר קריסמס שוקולד 150ג' קינדר סורפריז סנטה בנים 75ג' פררו קריסמס רושר כוכב 37.5 ג' דופלו קריסמיס איש שלג 75ג' קיט קט קריסמיס סנטה 45 ג'
סמארטיס קריסמיס סנטה 50
ג'היידי סנטה עומד 70ג' גונץ שוקולד LOL לוח שנה 75 גרם בונ' זהב בצורת עץ מקרטון עם ממתקים 170 גרם VOBRO בונ' ירוקה בצורת עץ עם ממתקים 170 גרם VOBRO בונ' שוק' דמויות סנטה 160 גרם VOBRO
בונ' שוק'
גריזלי קריסמס 156 גרם VOBRO
בונ' אדומה משולשת בצורת עץ מקרטון עם שרי 126 גרם VOBRO בונ' בית קריסמס מקרטון עם ממתקים 200 גרם VOBRO 10 סביבון פלסטיק צבעוני 9 סמ
דן לגן 10 סביבון זהב 8.5
סמטראפל בלגי מארז כסף 150ג' טראפל בלגי מארז זהב 150ג' אירופה סוכריות מקל סבא בטעם מנטה 170 גרם אירופה סוכריות מקל סבא בטעם תות 170 גרם מונסטר גרין זירו פחית 500 מ"ל מונסטר 500 מ"ל ULTRA
מונסטר
500 מ"ל PIPELINE PUNCH
ABK מארז ממתקים לקריסמיס עגול מס' 6 300 גרם ABK מארז ממתקים לקריסמיס ידית אדומה מס' 2 300 גרם ABK מארז מתנה פעמון לקריסמיס מס' 1 200 גרם
ABK מארז ממתקים
לקריסמיס ידית ירוקה מס' 3 400 גרם
ABK מארז ממתקים יוקרתי לקריסמיס (מלאך) מס' 7 450 גרם ABK מארז ממתקים גדול לקריסמיס דגם תיק מס' 4 500 גרם
ABK מארז ממתקים ענק לקריסמיס (רכבת) מס' 5 750
גרםקיבלר קרקר שמינייה גבינה צ'דר כתום 311 גרם צ'יז איט קרקר גבינה צהובה 127 גרם מונסטר אולטרה תות 500 מ"ל מונסטר 500 מ"ל ROSSI גומי לעיסה בטעמי פירות 800 גרם בזוקה ברי 120 גרם בזוקה מיקס 120 גרם
ג'וסי
דרופ סוכריה מתפוצצת טרופי 120 גרם
בזוקה טרופי 120 גרם בזוקה פירות 120 גרם אמ אנד אמס כחול קריספי 107ג' פררו רושר קריסמיס עץ אשוח 150ג' קינדר קריסמיס סנטה עומד 110ג' הריבו דובי גומי חמוץ 175 גרם
הריבו גומי
צ'יפס חמוץ 175ג'
בייגלה ציו מקלות תפו"א 80 גרם בייגלה ציו מקלות מלוחים 100 גרם טרולי גומי ממולא תות 75 גרם טרולי גומי זחלים 150 גרם טרולי מרשמלו בננה 150 גרם טרולי מרשמלו 150 גרם
טרולי גומי ממולא 75 גרם
ENERGY BALLZטרולי גומי ממולא דובדבן קולה 75 גרם טרולי גומי ממולא מנגו 75 גרם ד"ר פפר וניל מוקצף 355 מ"ל ד"ר פפר בטעם אוכמניות 355 מ"ל פרינגלס אדובאדה צילי 158 גרם
חטיף פרינגלס דבש חרדל 158
גרםשוקולד קינדר מקסי שישייה 126 גרם קינדר קריסמיס סנטה עומד 55ג' ד"ר פפר אורגינל 355 מ"ל קלוגס קורנפלקס דגני בוקר תירס 250 גרם גונץ שוקולד לוח שנה מיקי מאוס 50 גרם
FROZEN שוקולד לוח שנה לשבור את
הקרח 50 גרם
צילינדר אייסקונפקט קריסמס 500 גרם MORITZ WAWI סנטה שקית 200 גרם WAWI סנטה קלנדר 50 גרם WAWI סנטה בודד עם כובע 80 גרם WAWI שוק' סנטה בודד עם כובע וכיס 200גר'
ריטר חלב עם
אמיצ'לי 100 גרם
חנוכיה פח זהב חנוכה שמח 25X14 סמ גוסי ממתק ג'ל בצורת עט בטעם פטל 15 גרם גוסי ממתק ג'ל בצורת עט בטעם אבטיח 15 גרם גוסי ממתק ג'ל בצורת עט בטעם תות 15 גרם
גומי דיפ מקלות עם ג'ל חמוץ
בטעם תות 30 גרם
גומי דיפ מקלות עם ג'ל חמוץ בטעם פטל 30 גרם בונבונירה דובאי 200 גרם גוסי ג'ל בקבוק חמוץ 20 גרם גוסי ג'ל סמיילי 20 גרם מארז 6 יח' תיבת אוצר פלסטיק קינדר דגנים רביעייה 94 גרם
צעצוע מכונת
מזל+סוכריותלקקן סיסי סטיקס פינגווין תות 9 גרם פרינגלס פילי סטייק גבינה 158 גרם פרינגלס הכל בייגל 158 גרם פרינגלס שמנת בצל צדר 158 גרם פרינגלס מלח וינגרייט 158 גרם פרינגלס ראנץ' 158 גרם
פרינגלס גבינה צ'דר 158
גרםקיבלר קרקר שמינייה קלאב צ'דר 311 גרם פררו קולקשיין גרנד אסורטמנט 197.8 גרם אוראו מארז וניל 12 יח' 441.6 גרם אוראו מארז גלידה 12 יח' 331.2 גרם אוראו מארז שוקו 12 יח' 441.6 גרם
אוראו מארז תות 12 יח' 441.6
גרםממתק אבקה חמוץ- מתוק בטעם תות מארז 6 יח נוטלה 200 גרם גולון טווינס ללא ת.סוכר 147ג' גולון סנדוויץ' שוקולד ל.סוכר 250ג' גולון דיאג'סטיב מוזלי 365ג' מסטיק חמוץ בטעם תות שדה 40 יחידות 328 גרם
מסטיק חמוץ
בטעם מנגו 40 יחידות 328 גרם
מסטיק חמוץ בטעמים שונים 40 יחידות 328 גרם מסטיק חמוץ בטעם דובדבן לימון פסיפלורה 40 יחידות 328 גרם בד"צ טורינו חלב 320ג' בד"צ רגוסה קלאסיק 100ג' הריבו בלוני לבבות 140 גרם
הריבו
נחשים תאומים 154 גרם
הריבו שקית 160 גרם דובי צבעוני הריבו מיקס אדומים 175 גרם הריבו כוכבים 175 גרם ריטר לבן סמרטיס 100 גרם ריטר חלב סמרטיס 100 גרם דוריטוס רוטב דיפ סלסה חריף עדין 300 גרם
דוריטוס רוטב
דיפ נאציו גבינה 280 גרם
דוריטוס רוטב דיפ סלסה חריף 300 גרם דוריטוס רוטב דיפ שמנת חמוצה ושום 280 גרם קווסט עוגיית חלבון שוקולד צ'יפסקווסט עוגיית חלבון חמאת בוטנים שוקולד צ'יפס
מארז לקקן ברבי 30 יח' 390
גרםקינדר ג'וי שלישייה 60 גרם מרשמלו 150 גר – סוניק מארז מקלות מרשמלו יאמס צבעוני 18 יח' 270 גרם מרשמלו פרחים יאמס 160 גרם מרשמלו לבבות יאמס 160 גרם מרשמלו לבבות יאמס כחול לבן 160 גרם
ממתק מרשמלו
פרחים צבעוני בטעם תות וניל 500 גרם BOULOS
ממתק מרשמלו לבבות ורוד לבן בטעם תות וניל 500 גרם BOULOS ממתק מרשמלו מסולסל BOULOSתכלת לבן בטעם תות וניל 500 גרם
ממתק מרשמלו מסולסל
BOULOSורוד לבן בטעם תות וניל 500 גרם
ממתק מרשמלו כריות ורוד,לבן בטעם תות וניל 500 גרם BOULOS ממתק מרשמלו מסולסל צבעוני BOULOSבטעם תות וניל 500 גרם פופין מרשמלו טוויסט אבטיח 120 גרם
פופין
מרשמלו טוויסט אוכמניות 120 גרם
פופין מרשמלו 3D תות שדה 100 גרם קטשופ סרירצ'ה חריף 567ג' סוכריות סודה בצורת אבן נייר ומספרים 216 גרם פס טעים בטעם תותי פרוטי עשירייה 150 גרם
לקקן שרביט הקסמים 24
גרםפס טעים בטעם תות עשירייה 150 גרם פס טעים בטעם אבטיח עשירייה 150 גרם עיד פרש דפי מנטה תות אדום 0.6 גרם לארבי מרשמלו אבטיח 180ג' לארבי מרשמלו לב 180ג' לארבי מרשמלו פרח 180ג'
הריבו מרשמלו ורוד
לבן 175ג'
הריבו מרשמלו אקזוטיק 175ג' WOW Z קלסטרס פירות 85 גרם WOW Z קלסטרס פירות יער 85 גרם שוקולד Angel hair צמר גפן עם פיסטוק 150 גרם טבלת שוקולד דובאי לבן 200 גרם
טבלת שוקולד דובאי חלב 200
גרםWOW Z רופ משפחתי פירות 100 גרם מקל סבא צבעוני 144 גרם מקל סבא כחול לבן 144 גרם מקל סבא ורוד לבן 144 גרם קלבי חטיף צ'יפס שוקולד 40 גרם גולון דיאג'סטיב תפוז 280ג' גולון באטר פליי 495ג'
לינדור חלב 600
גרםפולרטי חטיפי קרח 400 מ"ל ורוד ממרח נוטלה טבעוני 350 גרם טבלת פררו רושר שוקולד מריר 70% 90 גרם ביצת קינדר קלאסי שלישייה 60 גרם מסטיק אגוגו בטעם פירות 40 יחידות 330 גרם
ריצ סנדביץ גליל בטעם גבינה 91
גרםמרשמלו כובע כחול לבן 500 גרם מרשמלו מיני כחול פיני 500 ג מרשמלו מיני ורוד פיני 500 ג מרשמלו גולף כחול 500 גרם מרשמלו גולף אדום 500 גרם סוכריות סודה בצורת טטריס 216 גרם
סוכריות סודה בצורת כלי עבודה 216
גרםסוויטאנגו אבקה להכנת אייס קפה 250 גרם סוויטאנגו ממתיק 700 גרם סוכריות סודה בצורת חותמת 198 גרם סוכריות סודה בצורת פיצה 180 גרם מרשמלו חטיפי העמק 30 גרם ממרח תמרים 450 גרם קליית גת
שקית
ההפתעות ממתקים "חגשבי" בינוניטרנד לארבי מנגו וקשיו 28ג' טרנד לארבי תות שלם מיובש לבן 60ג' טרנד לארבי תות שלם מיובש שוקו 60ג' טרנד לארבי תות שלם מיובש מאצ'ה 60ג' מארז ממתקים שקית הפתעה טסהג'מבו
טורטילה צ'יפס בטעם גבינת נאצ'ו 100 גרם
ג'מבו טורטילה צ'יפס בטעם ברביקיו 100 גרם שקית שימחת תורה בינוניתתערובת להכנת צ'ורוס 500ג' פילסברי קרם גבינת שמנת 453 גרם פילסברי ציפוי קרמל מלוח 453ג'
פילסברי קרם
קרמל 453 גרם
פילסברי ציפוי וניל ל.ת.סוכר 454ג' ריסז רוטב ח.בוטנים 198ג' קינדר הפי היפו חמישייה 105 גרם צ'יטוס מק אנד צ'יז פליימינג הוט 160ג' הריבו קינדר מיקס 375ג' הריבו לשון תוססת ל. ג'לטין 185ג'
מסטיק מנטוס תות
שדה חמוץ 60 גרם
מסטיק מנטוס תפוח ירוק חמוץ 60 גרם אוראו עוגה סנדביץ שוקולד תפוז 88 גרם ריצ סנדביץ דאבל גבינה 67 גרם ריצ סנדביץ דאבל לימון 67 גרם ריצ סנדביץ גבינה מלוחה 67 גרם
אוראו קופסא עוגת יומולדת 97
גרםאוראו תות שדה 97 גרם אמ אנד אמס שוקו חום 363ג'- K אמ אנד אמס צהוב בוטנים 125ג' אמ אנד אמס קריספי כחול 309ג' אמ אנד אמס פאוצ' חום 125ג'- K פופפולי פופקורן 240 גרם צדר חלפיניו
פופפולי פופקורן 240 גרם
מתוק מלוחפופפולי פופקורן 240 גרם מרשמלו פופפולי פופקורן 240 גרם חמאה סינמה פופפולי פופקורן 240 גרם טבעי פופפולי פופקורן 240 גרם חמאה אורגני פופפולי פופקורן 240 גרם מלח ים
פופפולי פופקורן 240 גרם מלח ים
ופלפלפופפולי פופקורן 240 גרם קרמל מלוח פופפולי פופקורן 240 גרם צדר לבן פופפולי פופקורן 240 גרם צדר צהוב פופפולי פופקורן 240 גרם חמאה מופחת שומן פופפולי פופקורן 240 גרם חמאה
פופפולי פופקורן 240 גרם קינמון
טוסטפופפולי פופקורן 240 גרם צדר חריף נסטלה 8יח אבקת שוקו מרשמלו 193.6ג' צ'ופה צ'ופס שערות סבתא מסטיק בטעם אבטיח 11 גרם צופה צופס שערות סבתא מסטיק בטעם פירות 11 גרם לקקן ג'ל לב תות 156 גרם
לקקן
ג'ל בטעם אבטיח 156 גרם
לקקן ג'ל בטעם קולה 156 גרם לקקן בטעם גלידת שוקו קרמל 200 גרם לקקן ברווזון בטעם תות שדה 240 גרם מארז 8 יח' לקקן ברבי 80 גרם מארז לקקן בטעם גלידת תות 200 גרם לקקן ברבי 13 גרם
מייק
אנד אייק פטל כחול חמוץ 120 גרם
ROVELLI שוקולד בעיצוב דבורה פרלינים 800 גרם ROVELLI שוקולד חג שמח חום זהב חלב פרלינים 800 גרם שופר פלסטיק טבעי 22 ס"מ צלחת "8 שנה טובה - 10 יח'
צלחת "10 שנה טובה